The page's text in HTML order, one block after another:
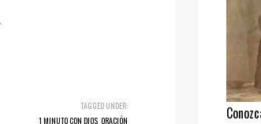
TAGGED UNDER:
1 MINUTO CON DIOS,ORACIÓN